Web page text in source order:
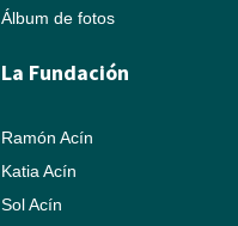
Álbum de fotos
La Fundación
Ramón Acín
Katia Acín
Sol Acín